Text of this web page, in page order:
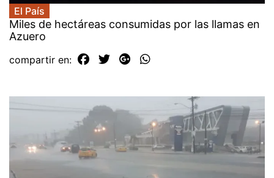
El País
Miles de hectáreas consumidas por las llamas en
Azuero
compartir en: